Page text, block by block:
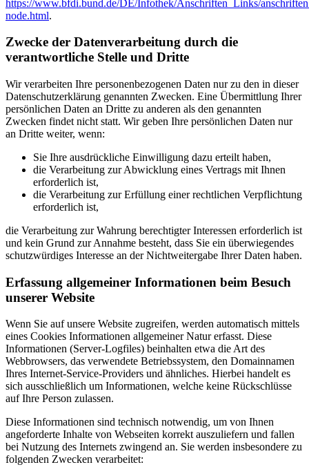
https://www.bfdi.bund.de/DE/Infothek/Anschriften_Links/
node.html.
Zwecke der Datenverarbeitung durch die
verantwortliche Stelle und Dritte
Wir verarbeiten Ihre personenbezogenen Daten nur zu den in dieser
Datenschutzerklärung genannten Zwecken. Eine Übermittlung Ihrer
persönlichen Daten an Dritte zu anderen als den genannten
Zwecken findet nicht statt. Wir geben Ihre persönlichen Daten nur
an Dritte weiter, wenn:
Sie Ihre ausdrückliche Einwilligung dazu erteilt haben,
die Verarbeitung zur Abwicklung eines Vertrags mit Ihnen
erforderlich ist,
die Verarbeitung zur Erfüllung einer rechtlichen Verpflichtung
erforderlich ist,
die Verarbeitung zur Wahrung berechtigter Interessen erforderlich ist
und kein Grund zur Annahme besteht, dass Sie ein überwiegendes
schutzwürdiges Interesse an der Nichtweitergabe Ihrer Daten haben.
Erfassung allgemeiner Informationen beim Besuch
unserer Website
Wenn Sie auf unsere Website zugreifen, werden automatisch mittels
eines Cookies Informationen allgemeiner Natur erfasst. Diese
Informationen (Server-Logfiles) beinhalten etwa die Art des
Webbrowsers, das verwendete Betriebssystem, den Domainnamen
Ihres Internet-Service-Providers und ähnliches. Hierbei handelt es
sich ausschließlich um Informationen, welche keine Rückschlüsse
auf Ihre Person zulassen.
Diese Informationen sind technisch notwendig, um von Ihnen
angeforderte Inhalte von Webseiten korrekt auszuliefern und fallen
bei Nutzung des Internets zwingend an. Sie werden insbesondere zu
folgenden Zwecken verarbeitet: